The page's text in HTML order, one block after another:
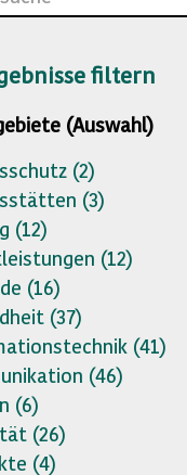
filtern
(Auswahl)
(2)
(3)
(12)
(12)
(16)
(37)
(41)
(46)
(6)
(26)
(4)